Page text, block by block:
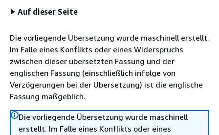
Auf dieser Seite
Die vorliegende Übersetzung wurde maschinell erstellt.
Im Falle eines Konflikts oder eines Widerspruchs
zwischen dieser übersetzten Fassung und der
englischen Fassung (einschließlich infolge von
Verzögerungen bei der Übersetzung) ist die englische
Fassung maßgeblich.
Die vorliegende Übersetzung wurde maschinell
erstellt. Im Falle eines Konflikts oder eines